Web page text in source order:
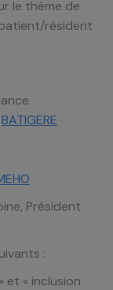
le thème de
patient/résident
BATIGERE
Président
:
et « inclusion